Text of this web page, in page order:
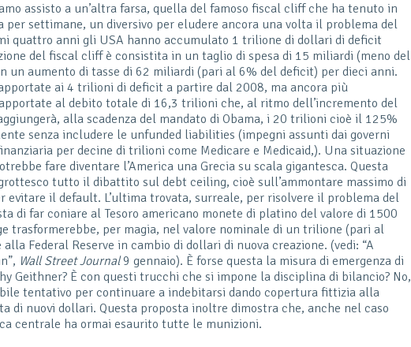
assisto a un’altra farsa, quella del famoso fiscal cliff che ha tenuto in
per settimane, un diversivo per eludere ancora una volta il problema del
quattro anni gli USA hanno accumulato 1 trilione di dollari di deficit
del fiscal cliff è consistita in un taglio di spesa di 15 miliardi (meno del
un aumento di tasse di 62 miliardi (pari al 6% del deficit) per dieci anni.
ai 4 trilioni di deficit a partire dal 2008, ma ancora più
al debito totale di 16,3 trilioni che, al ritmo dell’incremento del
alla scadenza del mandato di Obama, i 20 trilioni cioè il 125%
senza includere le unfunded liabilities (impegni assunti dai governi
per decine di trilioni come Medicare e Medicaid,). Una situazione
fare diventare l’America una Grecia su scala gigantesca. Questa
tutto il dibattito sul debt ceiling, cioè sull’ammontare massimo di
evitare il default. L’ultima trovata, surreale, per risolvere il problema del
di far coniare al Tesoro americano monete di platino del valore di 1500
trasformerebbe, per magia, nel valore nominale di un trilione (pari al
Federal Reserve in cambio di dollari di nuova creazione. (vedi: “A
Wall Street Journal9 gennaio). È forse questa la misura di emergenza di
Geithner? È con questi trucchi che si impone la disciplina di bilancio? No,
tentativo per continuare a indebitarsi dando copertura fittizia alla
di nuovi dollari. Questa proposta inoltre dimostra che, anche nel caso
centrale ha ormai esaurito tutte le munizioni.